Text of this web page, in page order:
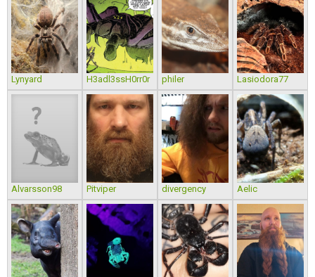
Lynyard H3adl3ssH0rr0r philer Lasiodora77
Alvarsson98 Pitviper divergency Aelic